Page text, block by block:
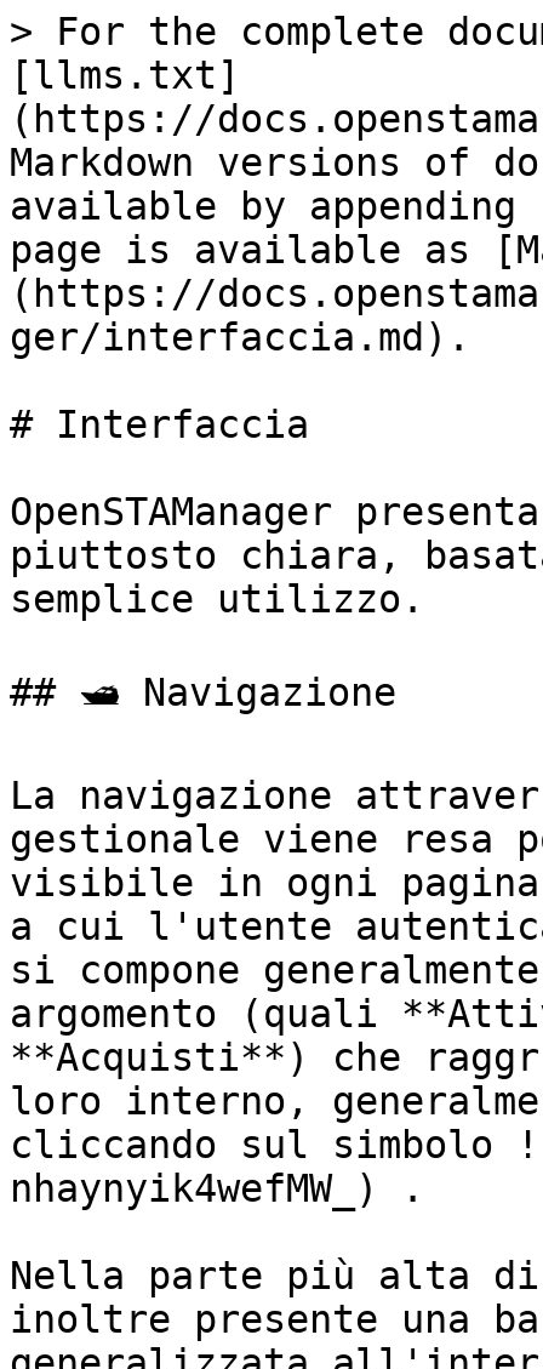
> For the complete
[llms.txt]
(https://
Markdown versions of
available by
page is available as
(https://
ger/interfaccia.md).
# Interfaccia
OpenSTAManager
piuttosto chiara,
semplice utilizzo.
## 🛥️ Navigazione
La navigazione
gestionale viene resa
visibile in ogni pagina
a cui l'utente
si compone
argomento (quali
**Acquisti**) che
loro interno,
cliccando sul
nhaynyik4wefMW_) .
Nella parte più alta di
inoltre presente una